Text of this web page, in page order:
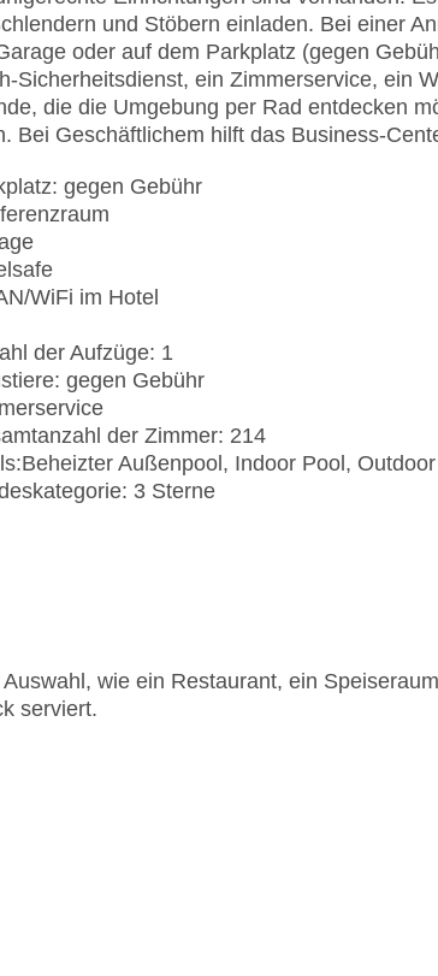
und Stöbern einladen. Bei einer
oder auf dem Parkplatz (gegen
Sicherheitsdienst, ein Zimmerservice, ein
die die Umgebung per Rad entdecken
Bei Geschäftlichem hilft das Business-
gegen Gebühr
WiFi im Hotel
der Aufzüge: 1
gegen Gebühr
der Zimmer: 214
Außenpool, Indoor Pool, Outdoor
3 Sterne
wie ein Restaurant, ein
serviert.